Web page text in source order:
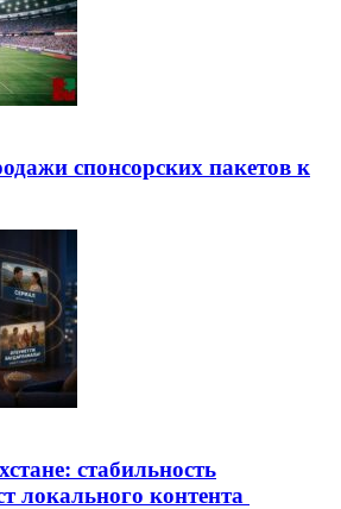
спонсорских пакетов к
стабильность
локального контента